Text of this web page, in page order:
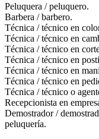
Peluquera / peluquero.
Barbera / barbero.
Técnica / técnico en
Técnica / técnico en
Técnica / técnico en
Técnica / técnico en
Técnica / técnico en
Técnica / técnico en
Técnica / técnico o
Recepcionista en
Demostrador /
peluquería.